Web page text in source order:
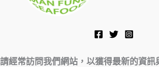
請經常訪問我們網站，以獲得最新的資訊